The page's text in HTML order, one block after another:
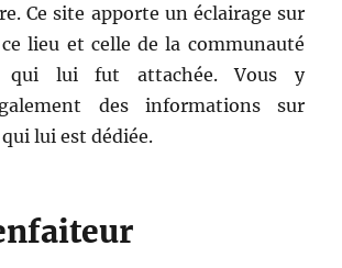
Ce site apporte un éclairage sur
lieu et celle de la communauté
qui lui fut attachée. Vous y
des informations sur
lui est dédiée.